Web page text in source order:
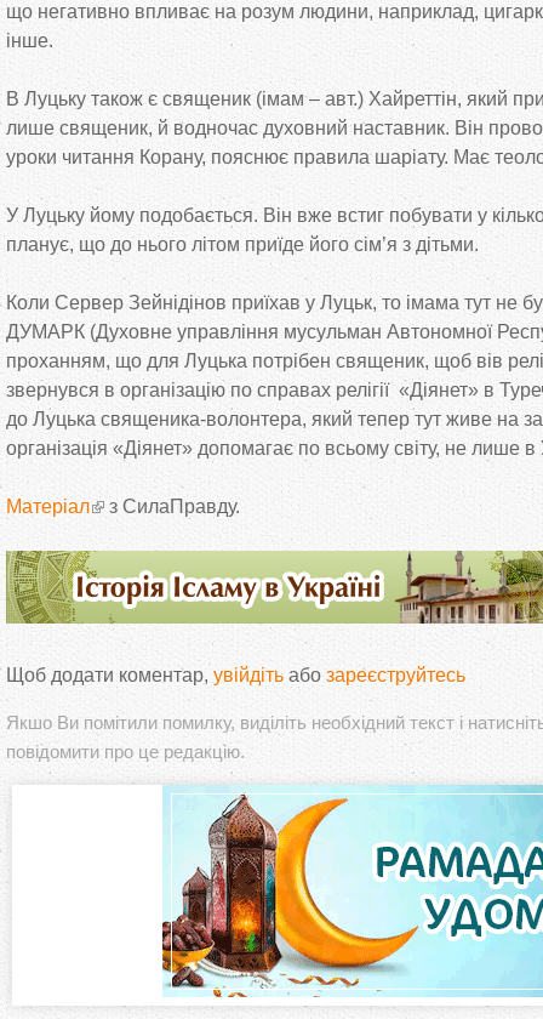
що негативно впливає на розум людини, наприклад,
інше.
В Луцьку також є священик (імам – авт.) Хайреттін, який
лише священик, й водночас духовний наставник. Він
уроки читання Корану, пояснює правила шаріату. Має
У Луцьку йому подобається. Він вже встиг побувати у
планує, що до нього літом приїде його сім’я з дітьми.
Коли Сервер Зейнідінов приїхав у Луцьк, то імама тут не
ДУМАРК (Духовне управління мусульман Автономної
проханням, що для Луцька потрібен священик, щоб вів
звернувся в організацію по справах релігії «Діянет» в
до Луцька священика-волонтера, який тепер тут живе на
організація «Діянет» допомагає по всьому світу, не лише в
Матеріал з СилаПравду.
Щоб додати коментар, увійдіть або зареєструйтесь
Якшо Ви помітили помилку, виділіть необхідний текст і
повідомити про це редакцію.